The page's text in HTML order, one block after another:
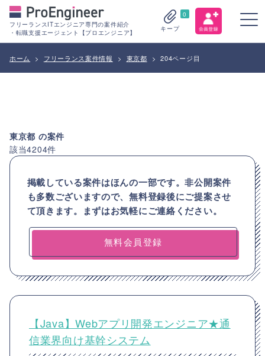
フリーランスITエンジニア専門の案件紹介
・転職支援エージェント【プロエンジニア】
0
キープ
ホーム > フリーランス案件情報 > 東京都 > 204ページ目
東京都 の案件
該当4204件
掲載している案件はほんの一部です。非公開案件
も多数ございますので、無料登録後にご提案させ
て頂きます。まずはお気軽にご連絡ください。
無料会員登録
【Java】Webアプリ開発エンジニア★通
信業界向け基幹システム